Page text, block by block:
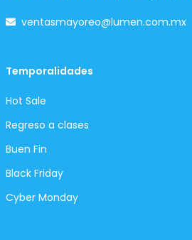
ventasmayoreo@lumen.com.mx
Temporalidades
Hot Sale
Regreso a clases
Buen Fin
Black Friday
Cyber Monday